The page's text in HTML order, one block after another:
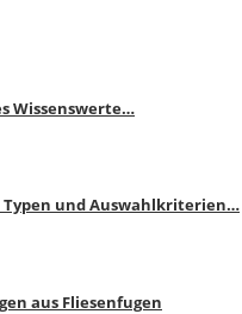
Wissenswerte…
Typen und Auswahlkriterien…
aus Fliesenfugen